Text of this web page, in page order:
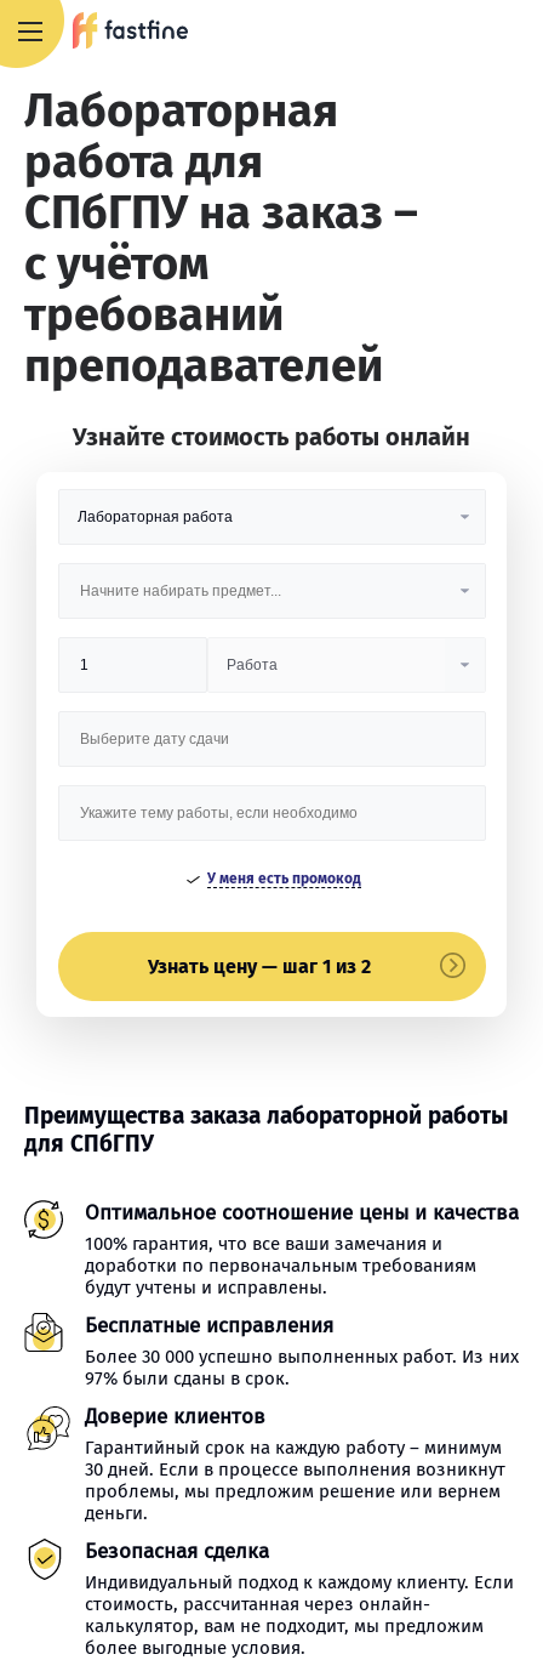
Лабораторная
работа для
СПбГПУ на заказ –
с учётом
требований
преподавателей
Узнайте стоимость работы онлайн
У меня есть промокод
Узнать цену — шаг 1 из 2
Преимущества заказа лабораторной работы
для СПбГПУ
Оптимальное соотношение цены и качества
100% гарантия, что все ваши замечания и
доработки по первоначальным требованиям
будут учтены и исправлены.
Бесплатные исправления
Более 30 000 успешно выполненных работ. Из них
97% были сданы в срок.
Доверие клиентов
Гарантийный срок на каждую работу – минимум
30 дней. Если в процессе выполнения возникнут
проблемы, мы предложим решение или вернем
деньги.
Безопасная сделка
Индивидуальный подход к каждому клиенту. Если
стоимость, рассчитанная через онлайн-
калькулятор, вам не подходит, мы предложим
более выгодные условия.